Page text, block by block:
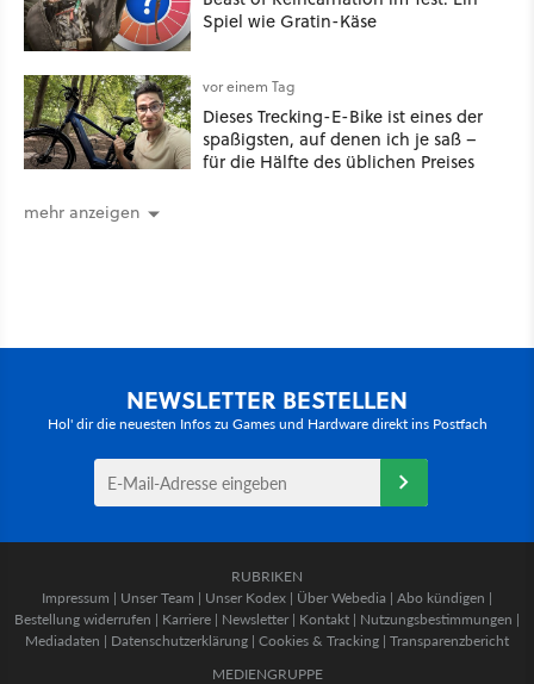
Spiel wie Gratin-Käse
vor einem Tag
Dieses Trecking-E-Bike ist eines der
spaßigsten, auf denen ich je saß –
für die Hälfte des üblichen Preises
mehr anzeigen
NEWSLETTER BESTELLEN
Hol' dir die neuesten Infos zu Games und Hardware direkt ins Postfach
RUBRIKEN
Impressum | Unser Team | Unser Kodex | Über Webedia | Abo kündigen |
Bestellung widerrufen | Karriere | Newsletter | Kontakt | Nutzungsbestimmungen |
Mediadaten | Datenschutzerklärung | Cookies & Tracking | Transparenzbericht
MEDIENGRUPPE